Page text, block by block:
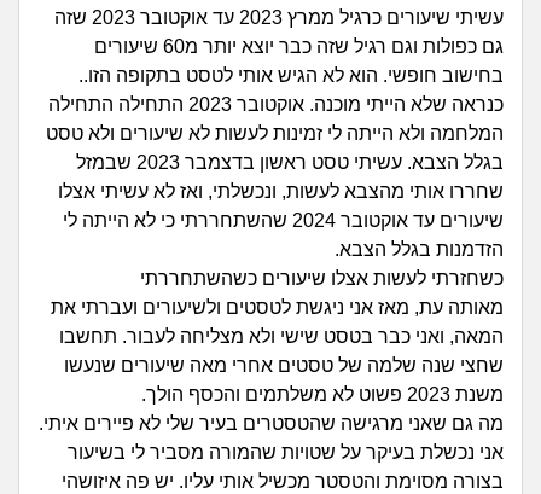
היריון ולידה
הורות ומשפחה
מתבגרים
מהבקו"ם... ועד מתי?!
לימודים וסטודנטים
עבודה וקריירה
חברים ואנשים
בית, שכנים ושותפים
הרשמה | התחברות
עשיתי שיעורים כרגיל ממרץ 2023 עד אוקטובר 2023 שזה
גם כפולות וגם רגיל שזה כבר יוצא יותר מ60 שיעורים
בחישוב חופשי. הוא לא הגיש אותי לטסט בתקופה הזו..
כנראה שלא הייתי מוכנה. אוקטובר 2023 התחילה התחילה
המלחמה ולא הייתה לי זמינות לעשות לא שיעורים ולא טסט
בגלל הצבא. עשיתי טסט ראשון בדצמבר 2023 שבמזל
שחררו אותי מהצבא לעשות, ונכשלתי, ואז לא עשיתי אצלו
שיעורים עד אוקטובר 2024 שהשתחררתי כי לא הייתה לי
הזדמנות בגלל הצבא.
כשחזרתי לעשות אצלו שיעורים כשהשתחררתי
מאותה עת, מאז אני ניגשת לטסטים ולשיעורים ועברתי את
המאה, ואני כבר בטסט שישי ולא מצליחה לעבור. תחשבו
שחצי שנה שלמה של טסטים אחרי מאה שיעורים שנעשו
משנת 2023 פשוט לא משלתמים והכסף הולך.
מה גם שאני מרגישה שהטסטרים בעיר שלי לא פיירים איתי.
אני נכשלת בעיקר על שטויות שהמורה מסביר לי בשיעור
בצורה מסוימת והטסטר מכשיל אותי עליו. יש פה איזושהי